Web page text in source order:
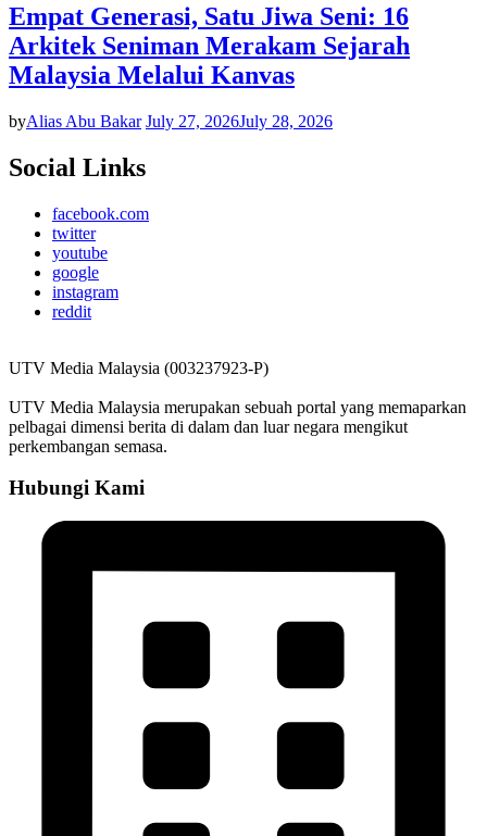
Empat Generasi, Satu Jiwa Seni: 16
Arkitek Seniman Merakam Sejarah
Malaysia Melalui Kanvas
byAlias Abu Bakar July 27, 2026July 28, 2026
Social Links
facebook.com
twitter
youtube
google
instagram
reddit
UTV Media Malaysia (003237923-P)
UTV Media Malaysia merupakan sebuah portal yang memaparkan
pelbagai dimensi berita di dalam dan luar negara mengikut
perkembangan semasa.
Hubungi Kami